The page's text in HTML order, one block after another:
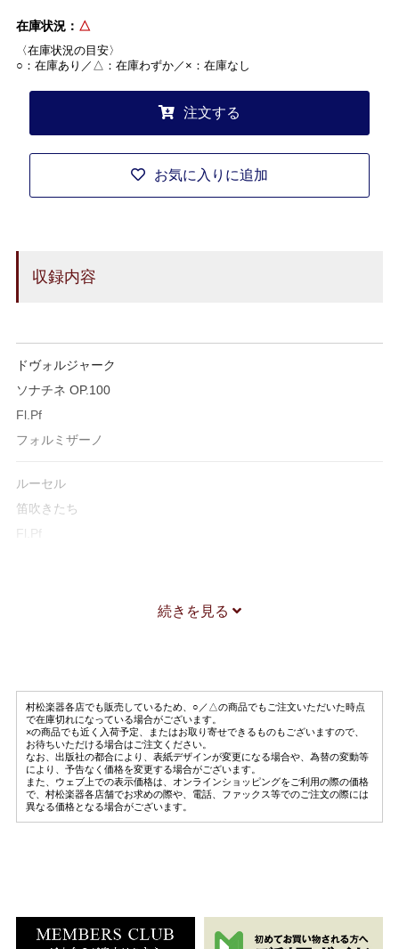
在庫状況： △
〈在庫状況の目安〉
○：在庫あり／△：在庫わずか／×：在庫なし
注文する
お気に入りに追加
収録内容
ドヴォルジャーク
ソナチネ OP.100
Fl.Pf
フォルミザーノ
ルーセル
笛吹きたち
Fl.Pf
ドビュッシー
牧神の午後への前奏曲
Fl.Pf
フォルミザーノ
続きを見る
村松楽器各店でも販売しているため、○／△の商品でもご注文いただいた時点
で在庫切れになっている場合がございます。
×の商品でも近く入荷予定、またはお取り寄せできるものもございますので、
お待ちいただける場合はご注文ください。
なお、出版社の都合により、表紙デザインが変更になる場合や、為替の変動等
により、予告なく価格を変更する場合がございます。
また、ウェブ上での表示価格は、オンラインショッピングをご利用の際の価格
で、村松楽器各店舗でお求めの際や、電話、ファックス等でのご注文の際には
異なる価格となる場合がございます。